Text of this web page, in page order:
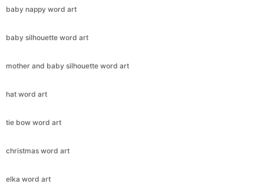
baby nappy word art
baby silhouette word art
mother and baby silhouette word art
hat word art
tie bow word art
christmas word art
elka word art